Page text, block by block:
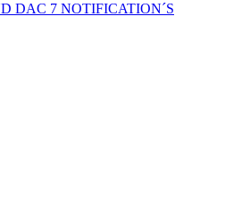
DAC 7 NOTIFICATION´S